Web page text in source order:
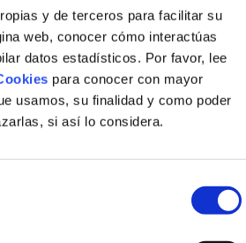
y de terceros para facilitar su
web, conocer cómo interactúas
datos estadísticos. Por favor, lee
para conocer con mayor
usamos, su finalidad y como poder
si así lo considera.
tratará sus datos personales
en la página web. Puede
así como a no ser objeto
únicamente en el tratamiento